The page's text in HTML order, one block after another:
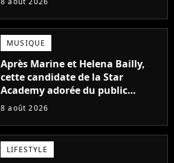
MUSIQUE
Après Marine et Helena Bailly,
cette candidate de la Star
Academy adorée du public
annonce son premier album,
8 août 2026
LIFESTYLE